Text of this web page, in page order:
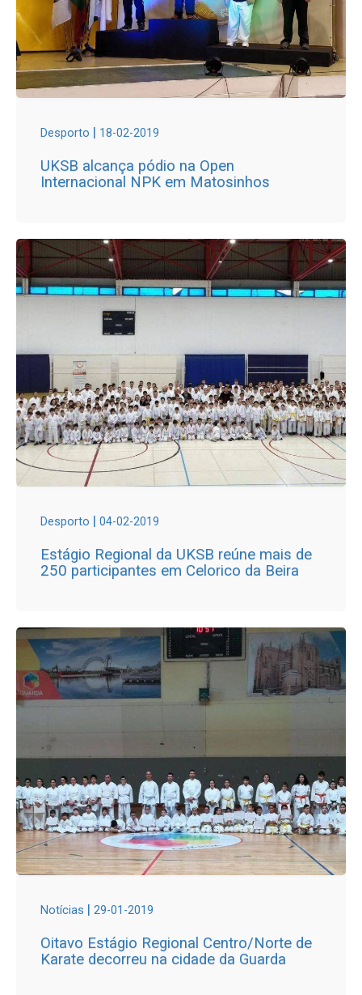
Desporto | 18-02-2019
UKSB alcança pódio na Open
Internacional NPK em Matosinhos
Desporto | 04-02-2019
Estágio Regional da UKSB reúne mais de
250 participantes em Celorico da Beira
Notícias | 29-01-2019
Oitavo Estágio Regional Centro/Norte de
Karate decorreu na cidade da Guarda